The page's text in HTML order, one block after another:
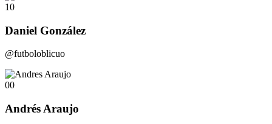
10
Daniel González
@futboloblicuo
00
Andrés Araujo